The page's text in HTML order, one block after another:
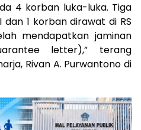
4 korban luka-luka. Tiga
dan 1 korban dirawat di RS
mendapatkan jaminan
letter),” terang
Rivan A. Purwantono di